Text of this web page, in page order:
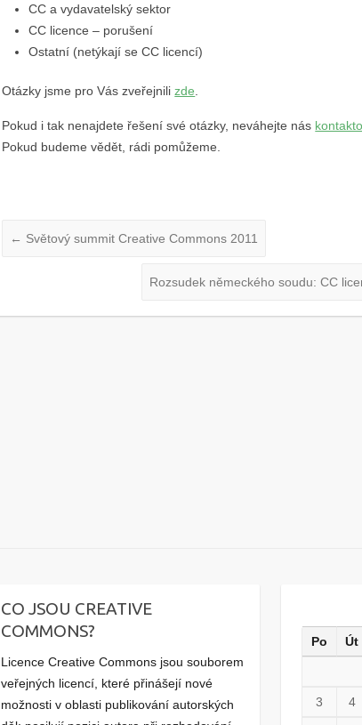
CC a vydavatelský sektor
CC licence – porušení
Ostatní (netýkají se CC licencí)
Otázky jsme pro Vás zveřejnilizde
Pokud i tak nenajdete řešení své otázky, neváhejte nás
Pokud budeme vědět, rádi pomůžeme.
← Světový summit Creative Commons 2011
Rozsudek německého soudu: CC
CO JSOU CREATIVE
COMMONS?
Licence Creative Commons jsou souborem
veřejných licencí, které přinášejí nové
možnosti v oblasti publikování autorských
Po Út
3 4